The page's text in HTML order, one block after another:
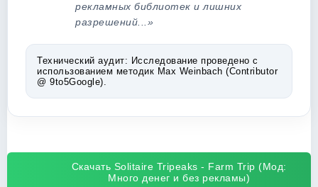
рекламных библиотек и лишних
разрешений...»
Технический аудит: Исследование проведено с
использованием методик Max Weinbach (Contributor
@ 9to5Google).
Скачать Solitaire Tripeaks - Farm Trip (Мод:
Много денег и без рекламы)